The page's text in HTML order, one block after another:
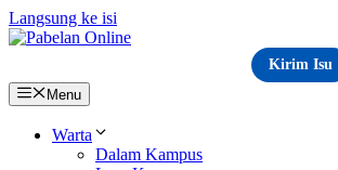
Langsung ke isi
Kirim Isu
Menu
Warta
Dalam Kampus